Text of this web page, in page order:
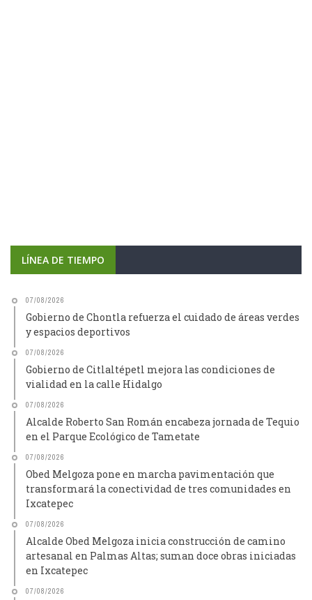
LÍNEA DE TIEMPO
07/08/2026
Gobierno de Chontla refuerza el cuidado de áreas verdes
y espacios deportivos
07/08/2026
Gobierno de Citlaltépetl mejora las condiciones de
vialidad en la calle Hidalgo
07/08/2026
Alcalde Roberto San Román encabeza jornada de Tequio
en el Parque Ecológico de Tametate
07/08/2026
Obed Melgoza pone en marcha pavimentación que
transformará la conectividad de tres comunidades en
Ixcatepec
07/08/2026
Alcalde Obed Melgoza inicia construcción de camino
artesanal en Palmas Altas; suman doce obras iniciadas
en Ixcatepec
07/08/2026